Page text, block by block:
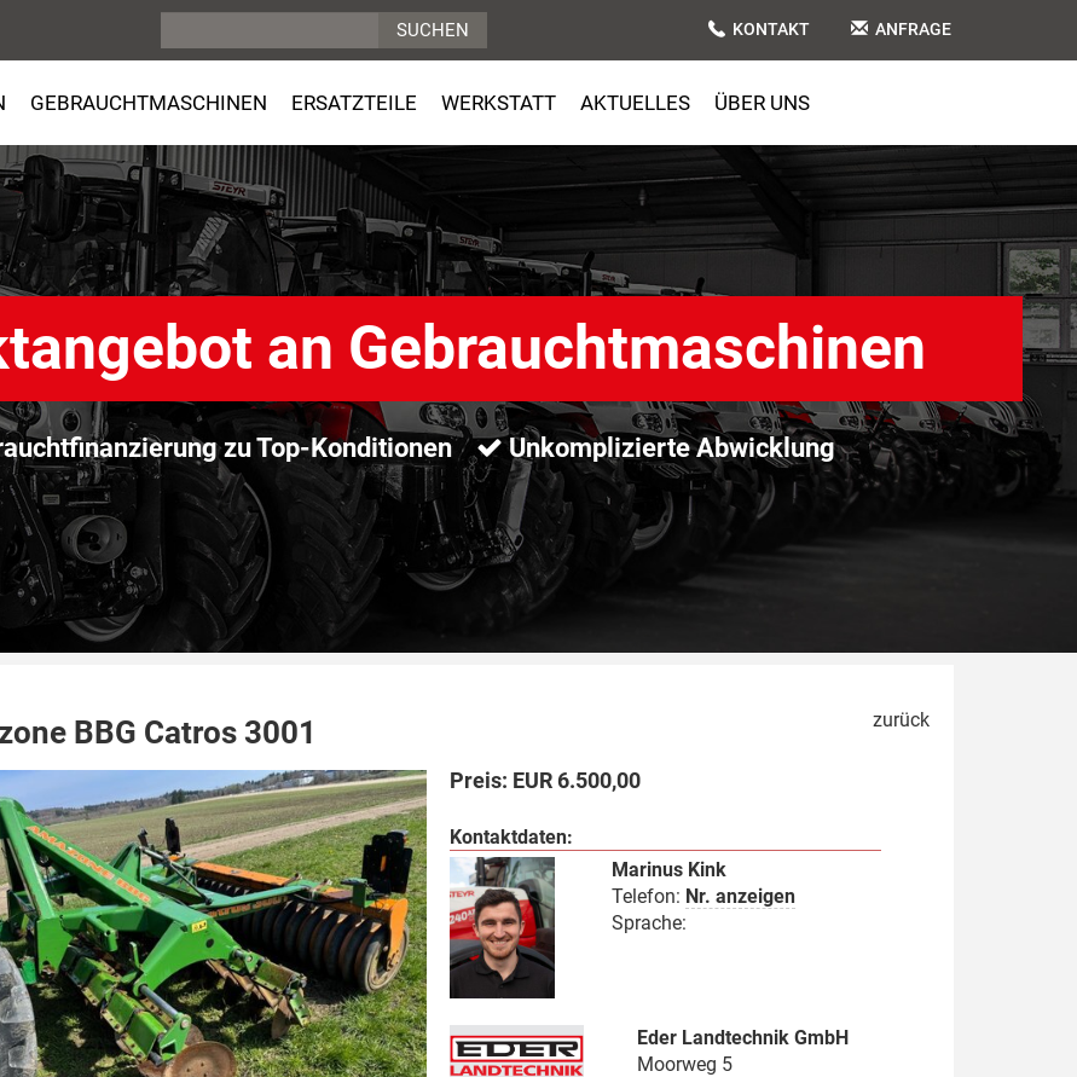
KONTAKT ANFRAGE
GEBRAUCHTMASCHINEN ERSATZTEILE WERKSTATT AKTUELLES ÜBER UNS
an Gebrauchtmaschinen
zu Top-Konditionen Unkomplizierte Abwicklung
BBG Catros 3001 zurück
Preis: EUR 6.500,00
Kontaktdaten:
Marinus Kink
Telefon: Nr. anzeigen
Sprache:
Eder Landtechnik GmbH
Moorweg 5